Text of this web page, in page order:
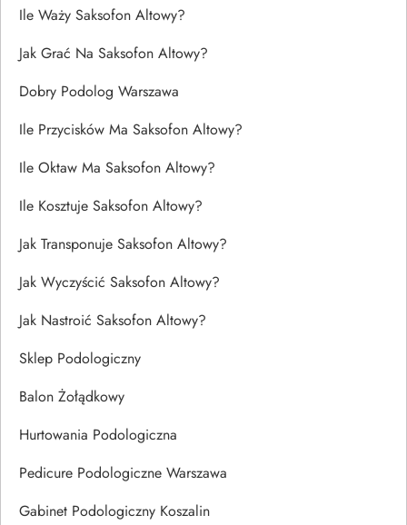
Ile Waży Saksofon Altowy?
Jak Grać Na Saksofon Altowy?
Dobry Podolog Warszawa
Ile Przycisków Ma Saksofon Altowy?
Ile Oktaw Ma Saksofon Altowy?
Ile Kosztuje Saksofon Altowy?
Jak Transponuje Saksofon Altowy?
Jak Wyczyścić Saksofon Altowy?
Jak Nastroić Saksofon Altowy?
Sklep Podologiczny
Balon Żołądkowy
Hurtowania Podologiczna
Pedicure Podologiczne Warszawa
Gabinet Podologiczny Koszalin